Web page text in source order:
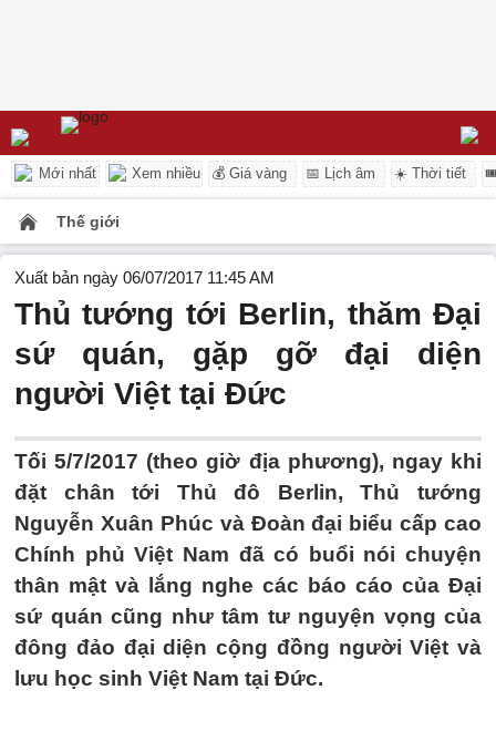
Mới nhất Xem nhiều 💰 Giá vàng 📅 Lịch âm ☀️ Thời tiết
Thế giới
Xuất bản ngày 06/07/2017 11:45 AM
Thủ tướng tới Berlin, thăm Đại
sứ quán, gặp gỡ đại diện
người Việt tại Đức
Tối 5/7/2017 (theo giờ địa phương), ngay khi
đặt chân tới Thủ đô Berlin, Thủ tướng
Nguyễn Xuân Phúc và Đoàn đại biểu cấp cao
Chính phủ Việt Nam đã có buổi nói chuyện
thân mật và lắng nghe các báo cáo của Đại
sứ quán cũng như tâm tư nguyện vọng của
đông đảo đại diện cộng đồng người Việt và
lưu học sinh Việt Nam tại Đức.